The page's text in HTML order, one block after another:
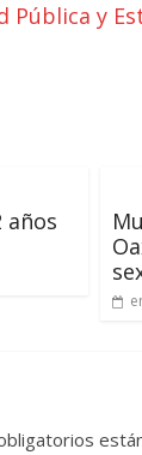
Pública y
años